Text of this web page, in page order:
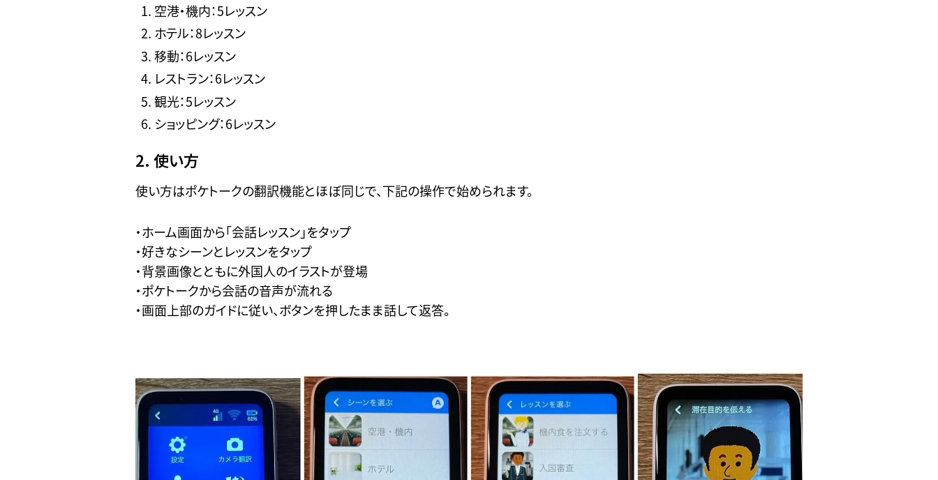
空港・機内：5レッスン
ホテル：8レッスン
移動：6レッスン
レストラン：6レッスン
観光：5レッスン
ショッピング：6レッスン
2. 使い方
使い方はポケトークの翻訳機能とほぼ同じで、下記の操作で始められます。
・ホーム画面から「会話レッスン」をタップ
・好きなシーンとレッスンをタップ
・背景画像とともに外国人のイラストが登場
・ポケトークから会話の音声が流れる
・画面上部のガイドに従い、ボタンを押したまま話して返答。